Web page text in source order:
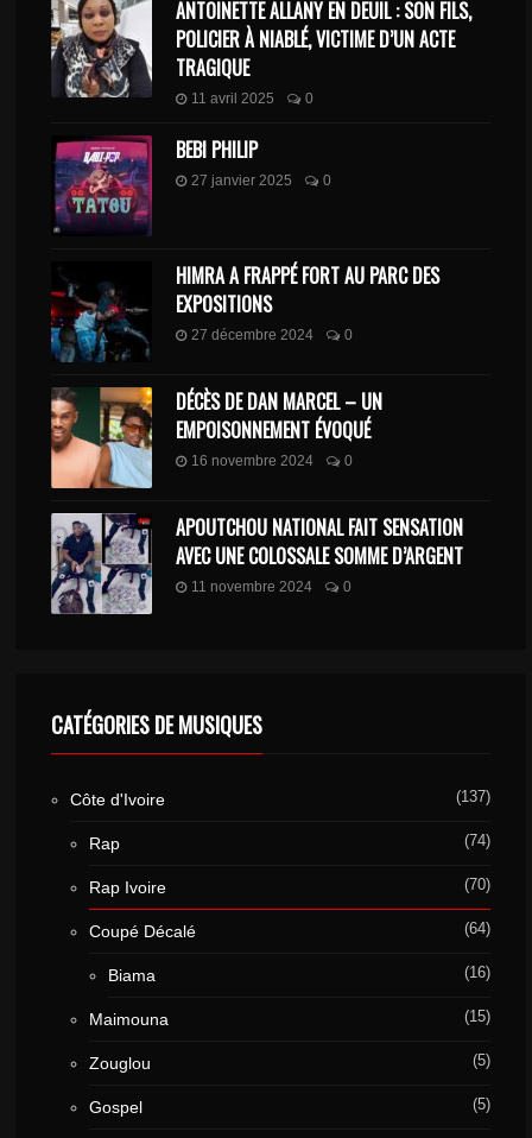
ANTOINETTE ALLANY EN DEUIL : SON FILS,
POLICIER À NIABLÉ, VICTIME D’UN ACTE
TRAGIQUE
11 avril 2025 0
BEBI PHILIP
27 janvier 2025 0
HIMRA A FRAPPÉ FORT AU PARC DES
EXPOSITIONS
27 décembre 2024 0
DÉCÈS DE DAN MARCEL – UN
EMPOISONNEMENT ÉVOQUÉ
16 novembre 2024 0
APOUTCHOU NATIONAL FAIT SENSATION
AVEC UNE COLOSSALE SOMME D’ARGENT
11 novembre 2024 0
CATÉGORIES DE MUSIQUES
Côte d'Ivoire (137)
Rap (74)
Rap Ivoire (70)
Coupé Décalé (64)
Biama (16)
Maimouna (15)
Zouglou (5)
Gospel (5)